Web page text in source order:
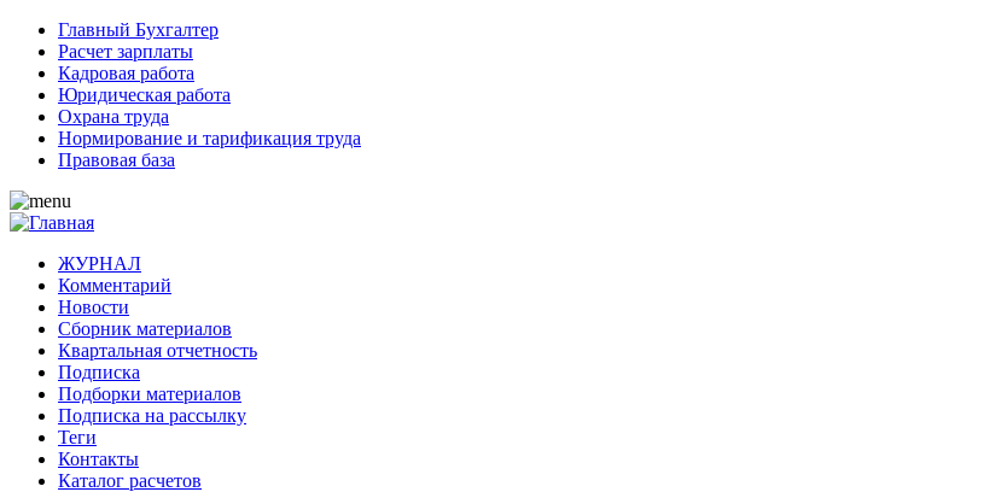
Главный Бухгалтер
Расчет зарплаты
Кадровая работа
Юридическая работа
Охрана труда
Нормирование и тарификация труда
Правовая база
ЖУРНАЛ
Комментарий
Новости
Сборник материалов
Квартальная отчетность
Подписка
Подборки материалов
Подписка на рассылку
Теги
Контакты
Каталог расчетов